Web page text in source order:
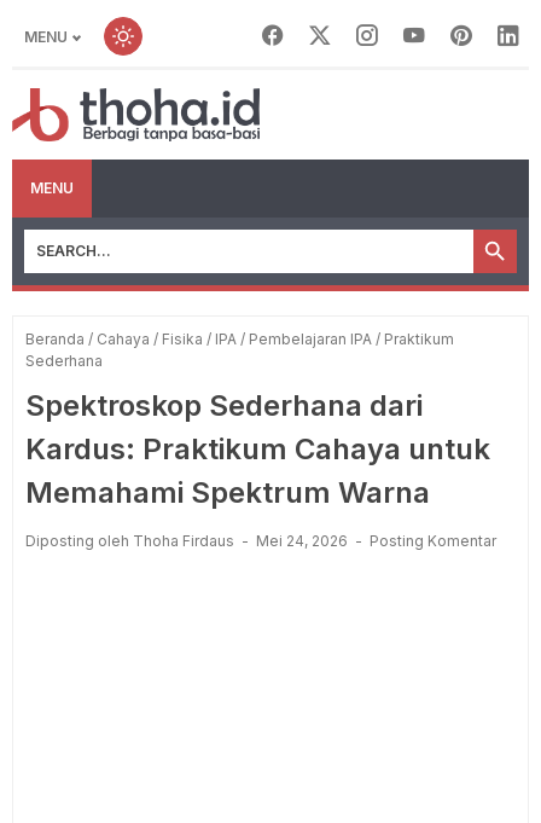
MENU
MENU
Beranda / Cahaya / Fisika / IPA / Pembelajaran IPA / Praktikum
Sederhana
Spektroskop Sederhana dari
Kardus: Praktikum Cahaya untuk
Memahami Spektrum Warna
Diposting oleh Thoha Firdaus Mei 24, 2026 Posting Komentar